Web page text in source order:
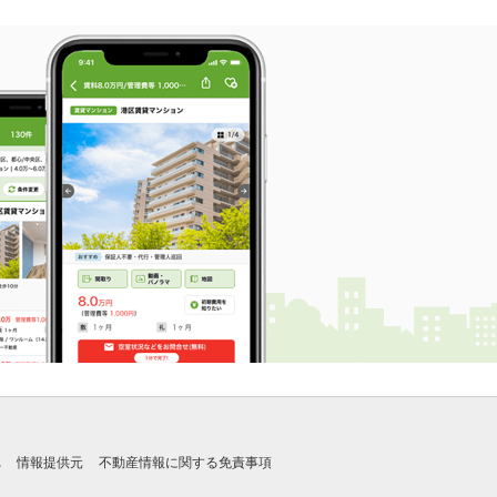
情報提供元 不動産情報に関する免責事項